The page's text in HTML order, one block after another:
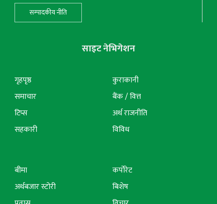
सम्पादकीय नीति
साइट नेभिगेशन
गृहपृष्ठ
समाचार
टिप्स
सहकारी
कुराकानी
बैंक / वित्त
अर्थ राजनीति
विविध
बीमा
अर्थबजार स्टोरी
कर्पोरेट
बिशेष